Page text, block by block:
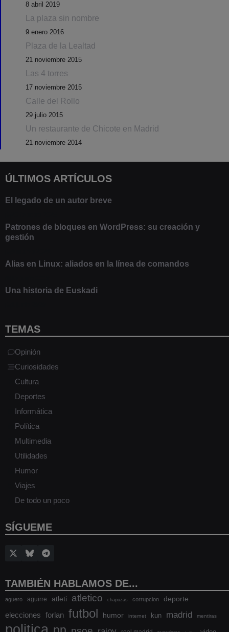
8 abril 2019
La plaza sin nombre
9 enero 2016
Plaza de la Lealtad
21 noviembre 2015
Las 4 torres
17 noviembre 2015
Calle del Rollo
29 julio 2015
Un restaurante de Chicote en Madrid
21 noviembre 2014
ÚLTIMOS ARTÍCULOS
El legado de un autor breve
Patrones de bloques en WordPress: su creación y
gestión
Alias en Linux: aliados en la línea de comandos
Una historia de Euskadi
TEMAS
Opinión
Curiosidades
Cultura
Deportes
Informática
Política
Multimedia
Utilidades
Humor
Viajes
De todo un poco
SÍGUEME
TAMBIÉN HABLAMOS DE...
aguero aguirre atleti atletico chapuzas corrupcion deporte
elecciones forlan futbol humor internet kun madrid mentiras